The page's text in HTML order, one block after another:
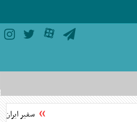
سفیر